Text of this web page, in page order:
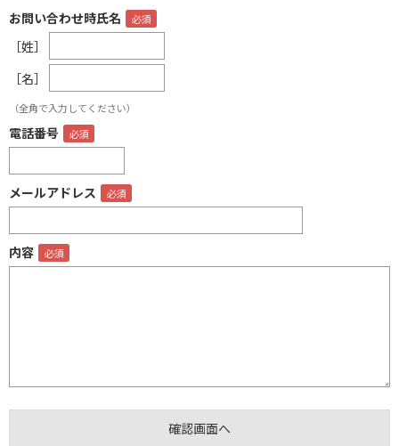
お問い合わせ時氏名
［姓］
［名］
（全角で入力してください）
電話番号
メールアドレス
内容